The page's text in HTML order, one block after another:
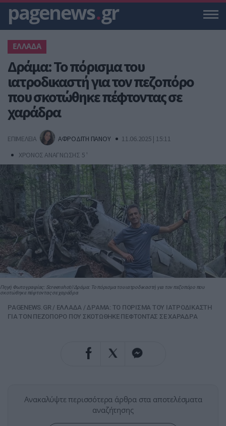
pagenews.gr
ΕΛΛΑΔΑ
Δράμα: Το πόρισμα του
ιατροδικαστή για τον πεζοπόρο
που σκοτώθηκε πέφτοντας σε
χαράδρα
ΕΠΙΜΕΛΕΙΑ ΑΦΡΟΔΙΤΗ ΠΑΝΟΥ
11.06.2025 | 15:11
ΧΡΟΝΟΣ ΑΝΑΓΝΩΣΗΣ 5 '
Πηγή Φωτογραφίας: Screenshot//Δράμα: Το πόρισμα του ιατροδικαστή για τον πεζοπόρο που
σκοτώθηκε πέφτοντας σε χαράδρα
PAGENEWS.GR/ ΕΛΛΑΔΑ /ΔΡΑΜΑ: ΤΟ ΠΟΡΙΣΜΑ ΤΟΥ ΙΑΤΡΟΔΙΚΑΣΤΗ
ΓΙΑ ΤΟΝ ΠΕΖΟΠΟΡΟ ΠΟΥ ΣΚΟΤΩΘΗΚΕ ΠΕΦΤΟΝΤΑΣ ΣΕ ΧΑΡΑΔΡΑ
Ανακαλύψτε περισσότερα άρθρα στα αποτελέσματα
αναζήτησης